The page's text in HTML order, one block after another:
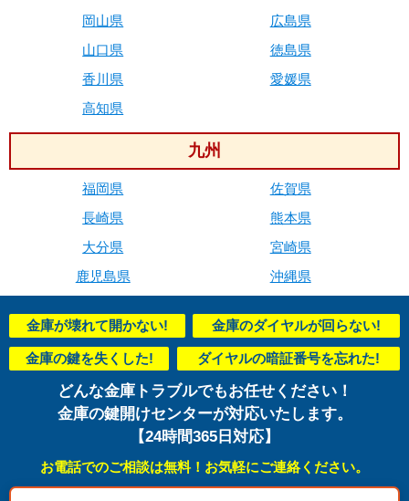
岡山県
広島県
山口県
徳島県
香川県
愛媛県
高知県
九州
福岡県
佐賀県
長崎県
熊本県
大分県
宮崎県
鹿児島県
沖縄県
金庫が壊れて開かない! 金庫のダイヤルが回らない!
金庫の鍵を失くした! ダイヤルの暗証番号を忘れた!
どんな金庫トラブルでもお任せください！
金庫の鍵開けセンターが対応いたします。
【24時間365日対応】
お電話でのご相談は無料！お気軽にご連絡ください。